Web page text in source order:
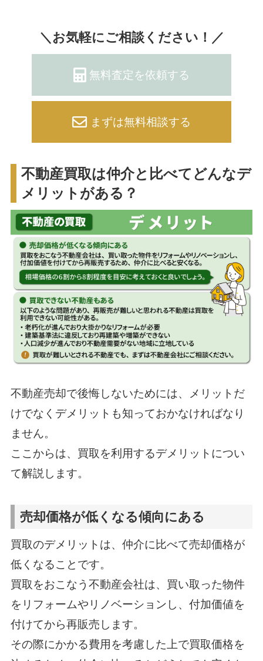
＼お気軽にご相談ください！／
無料査定を依頼する
まずは無料相談する
不動産買取は仲介と比べてどんなデ
メリットがある？
不動産売却で後悔しないためには、メリットだ
けでなくデメリットも知っておかなければなり
ません。
ここからは、買取を利用するデメリットについ
て解説します。
売却価格が低くなる傾向にある
買取のデメリットは、仲介に比べて売却価格が
低くなることです。
買取をおこなう不動産会社は、買い取った物件
をリフォームやリノベーションし、付加価値を
付けてから再販売します。
その際にかかる費用を考慮した上で買取価格を